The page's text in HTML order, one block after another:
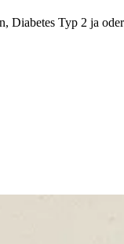
Typ 2 ja